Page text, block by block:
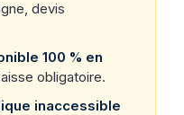
devis
100 % en
obligatoire.
inaccessible